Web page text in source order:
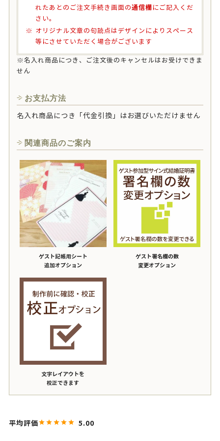
れたあとのご注文手続き画面の通信欄 にご記入くだ
さい。
オリジナル文章の句読点はデザインによりスペース
等にさせていただく場合がございます
※名入れ商品につき、ご注文後のキャンセルはお受けできま
せん
お支払方法
名入れ商品につき「代金引換」はお選びいただけません
関連商品のご案内
ゲスト記帳用シート
追加オプション
ゲスト署名欄の数
変更オプション
文字レイアウトを
校正できます
5.00